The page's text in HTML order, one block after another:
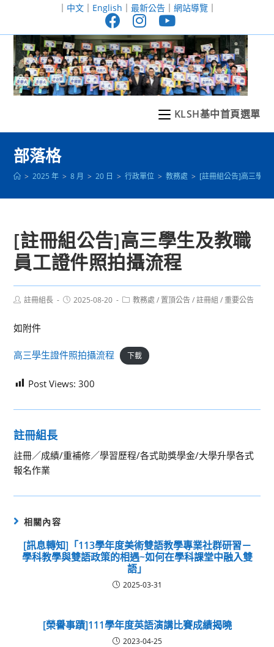
至
｜ 中文｜ English ｜ 最新公告｜ 網站導覽｜
KLSH基中首頁選單
部落格
> 2025 年 > 8 月 > 20 日 > 行政單位 > 教務處 > [註冊組公告]高三學生
[註冊組公告]高三學生及教職
員工證件照拍攝流程
Post註冊組長
Post2025-08-20
Post教務處 / 置頂公告 / 註冊組 / 重要公告
如附件
高三學生證件照拍攝流程 下載
Post Views: 300
註冊組長
註冊／成績/重補修／學習歷程/各式助獎學金/大學升學各式
報名作業
相關內容
[訊息轉知]「113學年度美術雙語教學專業社群研習－
學科教學與雙語政策的相遇~如何在學科課堂中融入雙
語」
2025-03-31
[榮譽事蹟]111學年度英語演講比賽成績揭曉
2023-04-25